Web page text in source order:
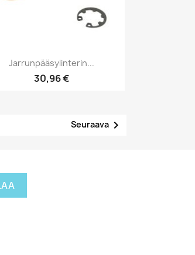
Pikakatselu
Jarrunpääsylinterin...
30,96 €
Seuraava